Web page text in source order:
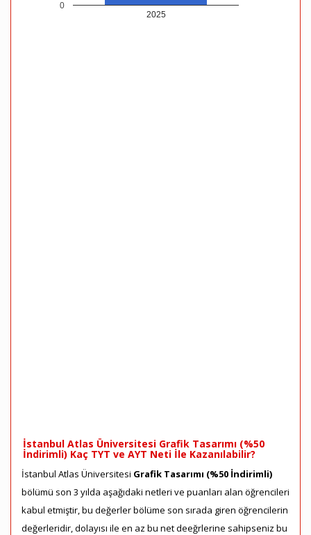
2025
0
İstanbul Atlas Üniversitesi Grafik Tasarımı (%50
İndirimli) Kaç TYT ve AYT Neti İle Kazanılabilir?
İstanbul Atlas Üniversitesi Grafik Tasarımı (%50 İndirimli)
bölümü son 3 yılda aşağıdaki netleri ve puanları alan öğrencileri
kabul etmiştir, bu değerler bölüme son sırada giren öğrencilerin
değerleridir, dolayısı ile en az bu net deeğrlerine sahipseniz bu